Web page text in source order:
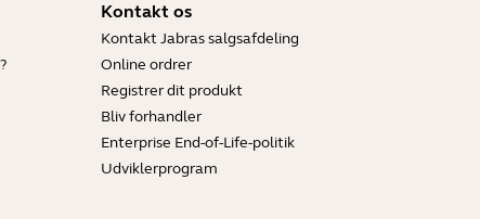
Kontakt os
Kontakt Jabras salgsafdeling
Online ordrer
Registrer dit produkt
Bliv forhandler
Enterprise End-of-Life-politik
Udviklerprogram